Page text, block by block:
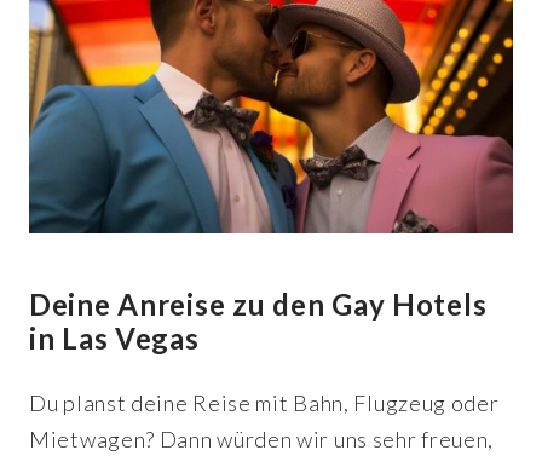
Deine Anreise zu den Gay Hotels
in Las Vegas
Du planst deine Reise mit Bahn, Flugzeug oder
Mietwagen? Dann würden wir uns sehr freuen,